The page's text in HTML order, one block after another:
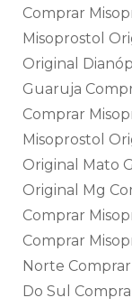
Comprar
Misoprostol
Original
Guaruja
Comprar
Misoprostol
Original Mato
Original Mg
Comprar
Comprar
Norte
Do Sul